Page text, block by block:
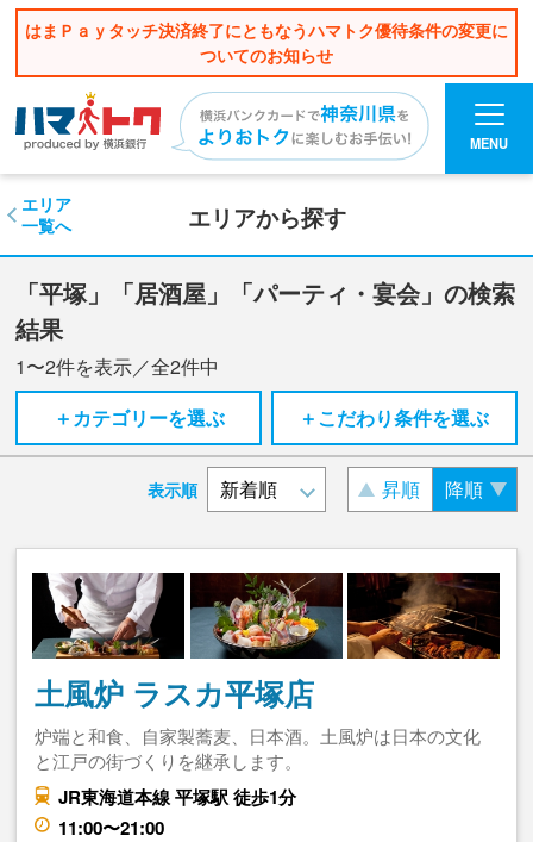
はまＰａｙタッチ決済終了にともなうハマトク優待条件の変更に
ついてのお知らせ
MENU
エリアから探す
エリア
一覧へ
「平塚」「居酒屋」「パーティ・宴会」の検索
結果
1〜2件を表示／全2件中
＋カテゴリーを選ぶ
＋こだわり条件を選ぶ
表示順 昇順 降順
土風炉 ラスカ平塚店
炉端と和食、自家製蕎麦、日本酒。土風炉は日本の文化
と江戸の街づくりを継承します。
JR東海道本線 平塚駅 徒歩1分
11:00〜21:00